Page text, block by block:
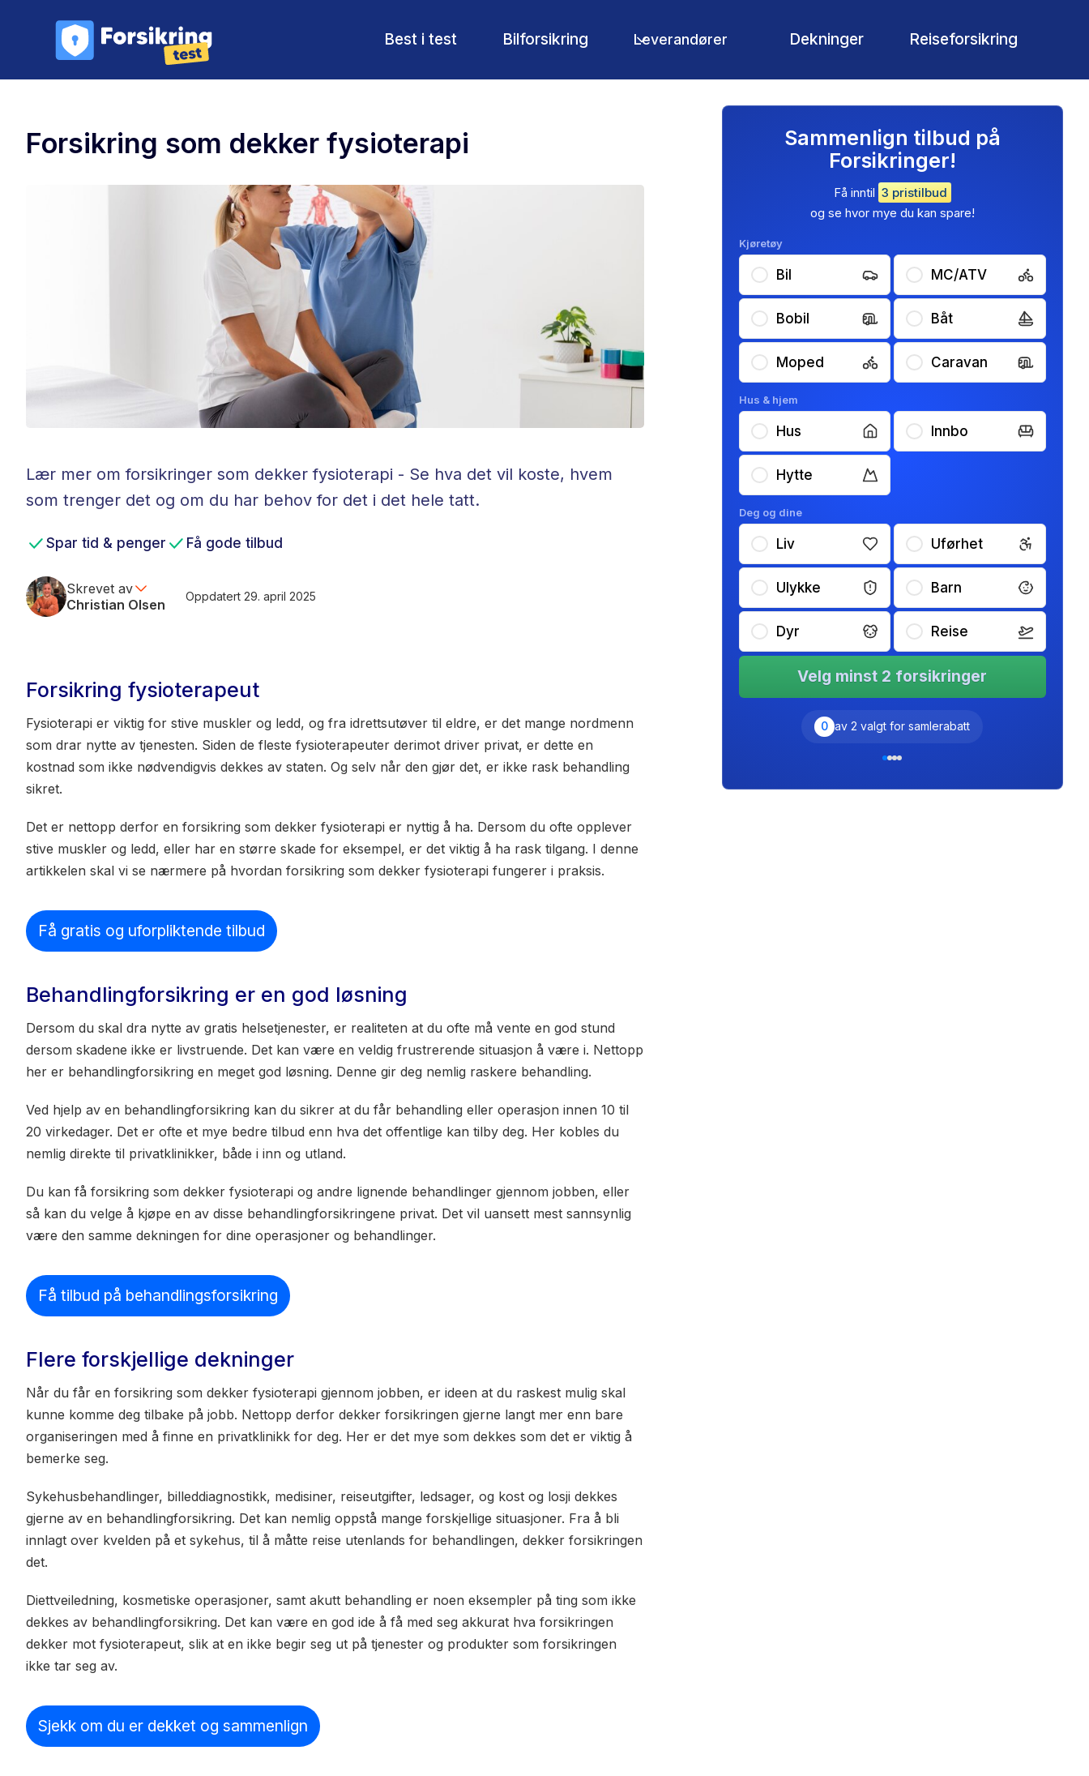
Best i test Bilforsikring Leverandører Dekninger Reiseforsikring
Forsikring som dekker fysioterapi
Lær mer om forsikringer som dekker fysioterapi - Se hva det vil koste, hvem
som trenger det og om du har behov for det i det hele tatt.
Spar tid & penger Få gode tilbud
Skrevet av
Christian Olsen
Oppdatert 29. april 2025
Sammenlign tilbud på
Forsikringer!
Få inntil 3 pristilbud
og se hvor mye du kan spare!
Kjøretøy
Bil MC/ATV
Bobil Båt
Moped Caravan
Hus & hjem
Hus Innbo
Hytte
Deg og dine
Liv Uførhet
Ulykke Barn
Dyr Reise
Velg minst 2 forsikringer
0 av 2 valgt for samlerabatt
Forsikring fysioterapeut
Fysioterapi er viktig for stive muskler og ledd, og fra idrettsutøver til eldre, er det mange nordmenn
som drar nytte av tjenesten. Siden de fleste fysioterapeuter derimot driver privat, er dette en
kostnad som ikke nødvendigvis dekkes av staten. Og selv når den gjør det, er ikke rask behandling
sikret.
Det er nettopp derfor en forsikring som dekker fysioterapi er nyttig å ha. Dersom du ofte opplever
stive muskler og ledd, eller har en større skade for eksempel, er det viktig å ha rask tilgang. I denne
artikkelen skal vi se nærmere på hvordan forsikring som dekker fysioterapi fungerer i praksis.
Få gratis og uforpliktende tilbud
Behandlingforsikring er en god løsning
Dersom du skal dra nytte av gratis helsetjenester, er realiteten at du ofte må vente en god stund
dersom skadene ikke er livstruende. Det kan være en veldig frustrerende situasjon å være i. Nettopp
her er behandlingforsikring en meget god løsning. Denne gir deg nemlig raskere behandling.
Ved hjelp av en behandlingforsikring kan du sikrer at du får behandling eller operasjon innen 10 til
20 virkedager. Det er ofte et mye bedre tilbud enn hva det offentlige kan tilby deg. Her kobles du
nemlig direkte til privatklinikker, både i inn og utland.
Du kan få forsikring som dekker fysioterapi og andre lignende behandlinger gjennom jobben, eller
så kan du velge å kjøpe en av disse behandlingforsikringene privat. Det vil uansett mest sannsynlig
være den samme dekningen for dine operasjoner og behandlinger.
Få tilbud på behandlingsforsikring
Flere forskjellige dekninger
Når du får en forsikring som dekker fysioterapi gjennom jobben, er ideen at du raskest mulig skal
kunne komme deg tilbake på jobb. Nettopp derfor dekker forsikringen gjerne langt mer enn bare
organiseringen med å finne en privatklinikk for deg. Her er det mye som dekkes som det er viktig å
bemerke seg.
Sykehusbehandlinger, billeddiagnostikk, medisiner, reiseutgifter, ledsager, og kost og losji dekkes
gjerne av en behandlingforsikring. Det kan nemlig oppstå mange forskjellige situasjoner. Fra å bli
innlagt over kvelden på et sykehus, til å måtte reise utenlands for behandlingen, dekker forsikringen
det.
Diettveiledning, kosmetiske operasjoner, samt akutt behandling er noen eksempler på ting som ikke
dekkes av behandlingforsikring. Det kan være en god ide å få med seg akkurat hva forsikringen
dekker mot fysioterapeut, slik at en ikke begir seg ut på tjenester og produkter som forsikringen
ikke tar seg av.
Sjekk om du er dekket og sammenlign